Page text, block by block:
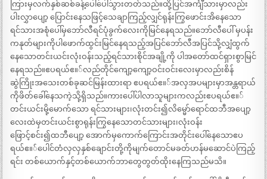
ကြားမှလက်နှစ်ဆစ်ခန့်ပေါ်ပေါ်သွားတတ်သည်။ထို့ပြင်အင်္ကျီသားမှာလည်း
ပါးလွှာပျော့ ပြောင်းနေသဖြင့်သေချာကြည့်လျှင်ရုန်းကြွဖောင်းအိနေသော
ရင်သားအစုံပေါ်မှဘော်လီရင်ပုံခွက်လေးကိုမြင်နေရသည်။ဘော်လီပေါ် မှပန်း
ကနုတ်များကိုပါဖောက်ထွင်းမြင်နေရသည့်အပြင်ဘော်လီအပြင်သို့လျှံထွက်
နေသောတင်းယင်းလုံးဝန်းသည့်ရင်သားစိုင်အချို့ကို ပါအတော်ထင်ရှားစွာမြင်
နေရသည်။ဧပရယ်ဧ။်လည်တိုင်ကျော့ကျော့ဝင်းဝင်းလေးမှာလည်းစိန်
ဆွဲကြိုးအသေးတစ်ခုဆင်မြန်းထားရာ ဧပရယ်ဧ။်အလှအပများမှာအန္တရာယ်
ကိုဖိတ်ခေါ်နေသကဲ့သို့ရှိသည်။ကားပေါ်ပါလာသူများကလည်းဧပရယ်ဧ။်
တင်းယင်းမို့မောက်သော ရင်သားများ၊လုံးတင်း၍လိမ္မော်ရောင်ထဘီအပျော့
လေးထဲမှတင်းယင်းစွာရုန်းကြွနေသောတင်သားများ၊လုံးဝန်း
ဖြောင့်စင်း၍ထဘီပျော့ အောက်မှကောက်ကြောင်းအတိုင်းပေါ်နေသောဧပ
ရယ်ဧ။်ပေါင်တံလှလှနှစ်ချောင်းတို့ကိုမျက်တောင်မခတ်ဟန်မဆောင်ပဲကြည့်
ရင်း တစ်ယောက်နှင့်တစ်ယောက်ဘာတွေတွတ်ထိုးနေကြသည်မသိ။